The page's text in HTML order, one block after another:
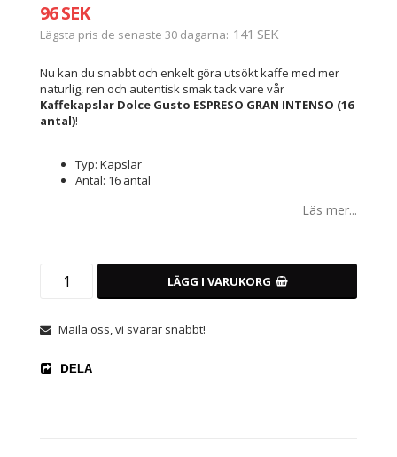
96 SEK
Lägsta pris de senaste 30 dagarna 141 SEK
Nu kan du snabbt och enkelt göra utsökt kaffe med mer
naturlig, ren och autentisk smak tack vare vår
Kaffekapslar Dolce Gusto ESPRESO GRAN INTENSO (16
antal)!
Typ: Kapslar
Antal: 16 antal
Läs mer...
LÄGG I VARUKORG
Maila oss, vi svarar snabbt!
DELA